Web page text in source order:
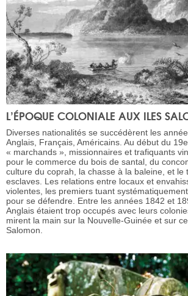
L’ÉPOQUE COLONIALE AUX ILES
Diverses nationalités se succédèrent les
Anglais, Français, Américains. Au début du
« marchands », missionnaires et trafiquants
pour le commerce du bois de santal, du
culture du coprah, la chasse à la baleine, et le
esclaves. Les relations entre locaux et
violentes, les premiers tuant
pour se défendre. Entre les années 1842 et
Anglais étaient trop occupés avec leurs
mirent la main sur la Nouvelle-Guinée et sur
Salomon.